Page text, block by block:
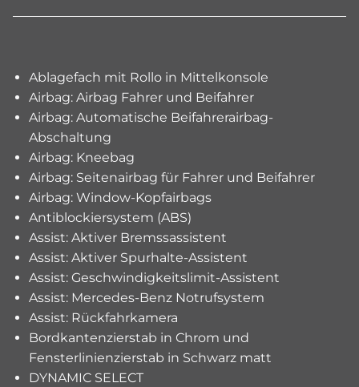
Ablagefach mit Rollo in Mittelkonsole
Airbag: Airbag Fahrer und Beifahrer
Airbag: Automatische Beifahrerairbag-
Abschaltung
Airbag: Kneebag
Airbag: Seitenairbag für Fahrer und Beifahrer
Airbag: Window-Kopfairbags
Antiblockiersystem (ABS)
Assist: Aktiver Bremssassistent
Assist: Aktiver Spurhalte-Assistent
Assist: Geschwindigkeitslimit-Assistent
Assist: Mercedes-Benz Notrufsystem
Assist: Rückfahrkamera
Bordkantenzierstab in Chrom und
Fensterlinienzierstab in Schwarz matt
DYNAMIC SELECT